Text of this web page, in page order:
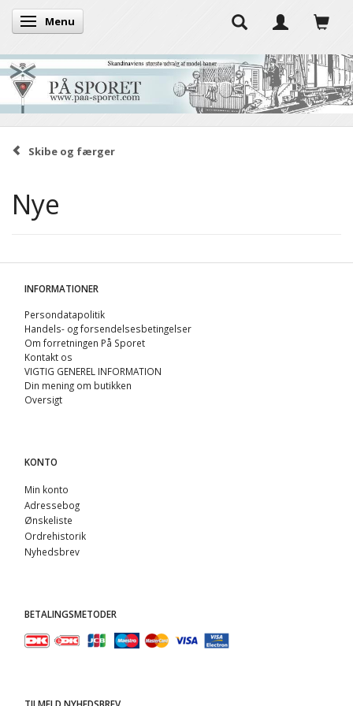
Skifte navigation
Menu
Skibe og færger
Nye
INFORMATIONER
Persondatapolitik
Handels- og forsendelsesbetingelser
Om forretningen På Sporet
Kontakt os
VIGTIG GENEREL INFORMATION
Din mening om butikken
Oversigt
KONTO
Min konto
Adressebog
Ønskeliste
Ordrehistorik
Nyhedsbrev
BETALINGSMETODER